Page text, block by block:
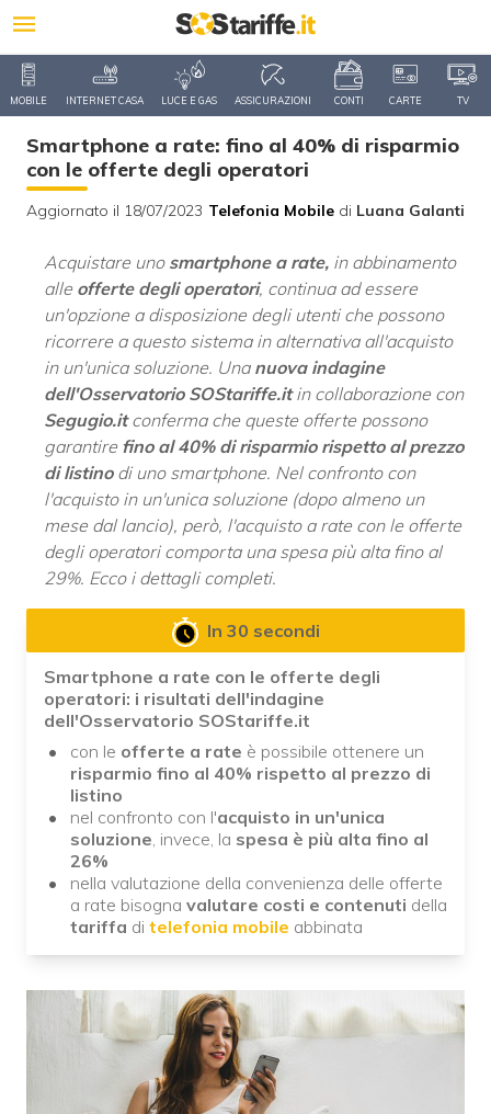
MOBILE INTERNET CASA LUCE E GAS ASSICURAZIONI CONTI CARTE TV
Smartphone a rate: fino al 40% di risparmio
con le offerte degli operatori
Aggiornato il 18/07/2023 Telefonia Mobile di Luana Galanti
Acquistare uno smartphone a rate, in abbinamento
alle offerte degli operatori, continua ad essere
un'opzione a disposizione degli utenti che possono
ricorrere a questo sistema in alternativa all'acquisto
in un'unica soluzione. Una nuova indagine
dell'Osservatorio SOStariffe.itin collaborazione con
Segugio.itconferma che queste offerte possono
garantire fino al 40% di risparmio rispetto al prezzo
di listinodi uno smartphone. Nel confronto con
l'acquisto in un'unica soluzione (dopo almeno un
mese dal lancio), però, l'acquisto a rate con le offerte
degli operatori comporta una spesa più alta fino al
29%. Ecco i dettagli completi.
In 30 secondi
Smartphone a rate con le offerte degli
operatori: i risultati dell'indagine
dell'Osservatorio SOStariffe.it
con le offerte a rate è possibile ottenere un
risparmio fino al 40% rispetto al prezzo di
listino
nel confronto con l'acquisto in un'unica
soluzione, invece, la spesa è più alta fino al
26%
nella valutazione della convenienza delle offerte
a rate bisogna valutare costi e contenuti della
tariffa di telefonia mobile abbinata